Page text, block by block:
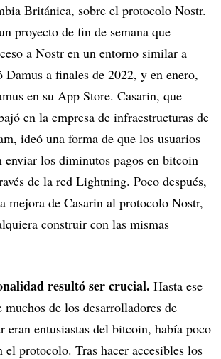
Británica, sobre el protocolo Nostr.
proyecto de fin de semana que
a Nostr en un entorno similar a
a finales de 2022, y en enero,
en su App Store. Casarin, que
en la empresa de infraestructuras de
ideó una forma de que los usuarios
enviar los diminutos pagos en bitcoin
de la red Lightning. Poco después,
mejora de Casarin al protocolo Nostr,
construir con las mismas
resultó ser crucial. Hasta ese
muchos de los desarrolladores de
eran entusiastas del bitcoin, había poco
el protocolo. Tras hacer accesibles los